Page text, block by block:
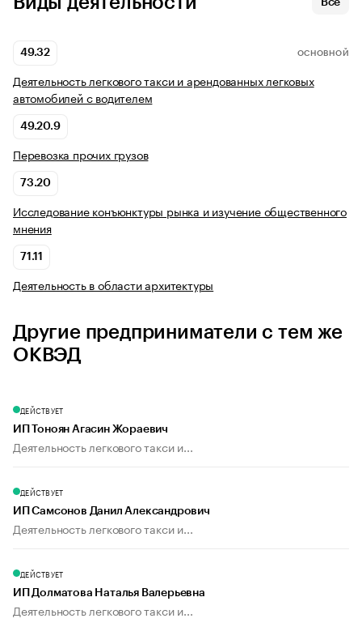
Все
49.32 ОСНОВНОЙ
Деятельность легкового такси и арендованных легковых
автомобилей с водителем
49.20.9
Перевозка прочих грузов
73.20
Исследование конъюнктуры рынка и изучение общественного
мнения
71.11
Деятельность в области архитектуры
Другие предприниматели с тем же
ОКВЭД
ДЕЙСТВУЕТ
ИП Тоноян Агасин Жораевич
Деятельность легкового такси и...
ДЕЙСТВУЕТ
ИП Самсонов Данил Александрович
Деятельность легкового такси и...
ДЕЙСТВУЕТ
ИП Долматова Наталья Валерьевна
Деятельность легкового такси и...